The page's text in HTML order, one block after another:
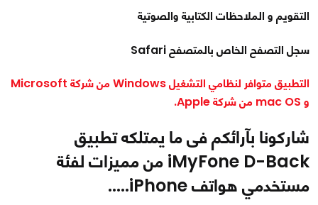
التقويم و الملاحظات الكتابية والصوتية
سجل التصفح الخاص بالمتصفح Safari
التطبيق متوافر لنظامي التشغيل Windows من شركة Microsoft
و mac OS من شركة Apple.
شاركونا بآرائكم فى ما يمتلكه تطبيق
iMyFone D-Back من مميزات لفئة
مستخدمي هواتف iPhone.....